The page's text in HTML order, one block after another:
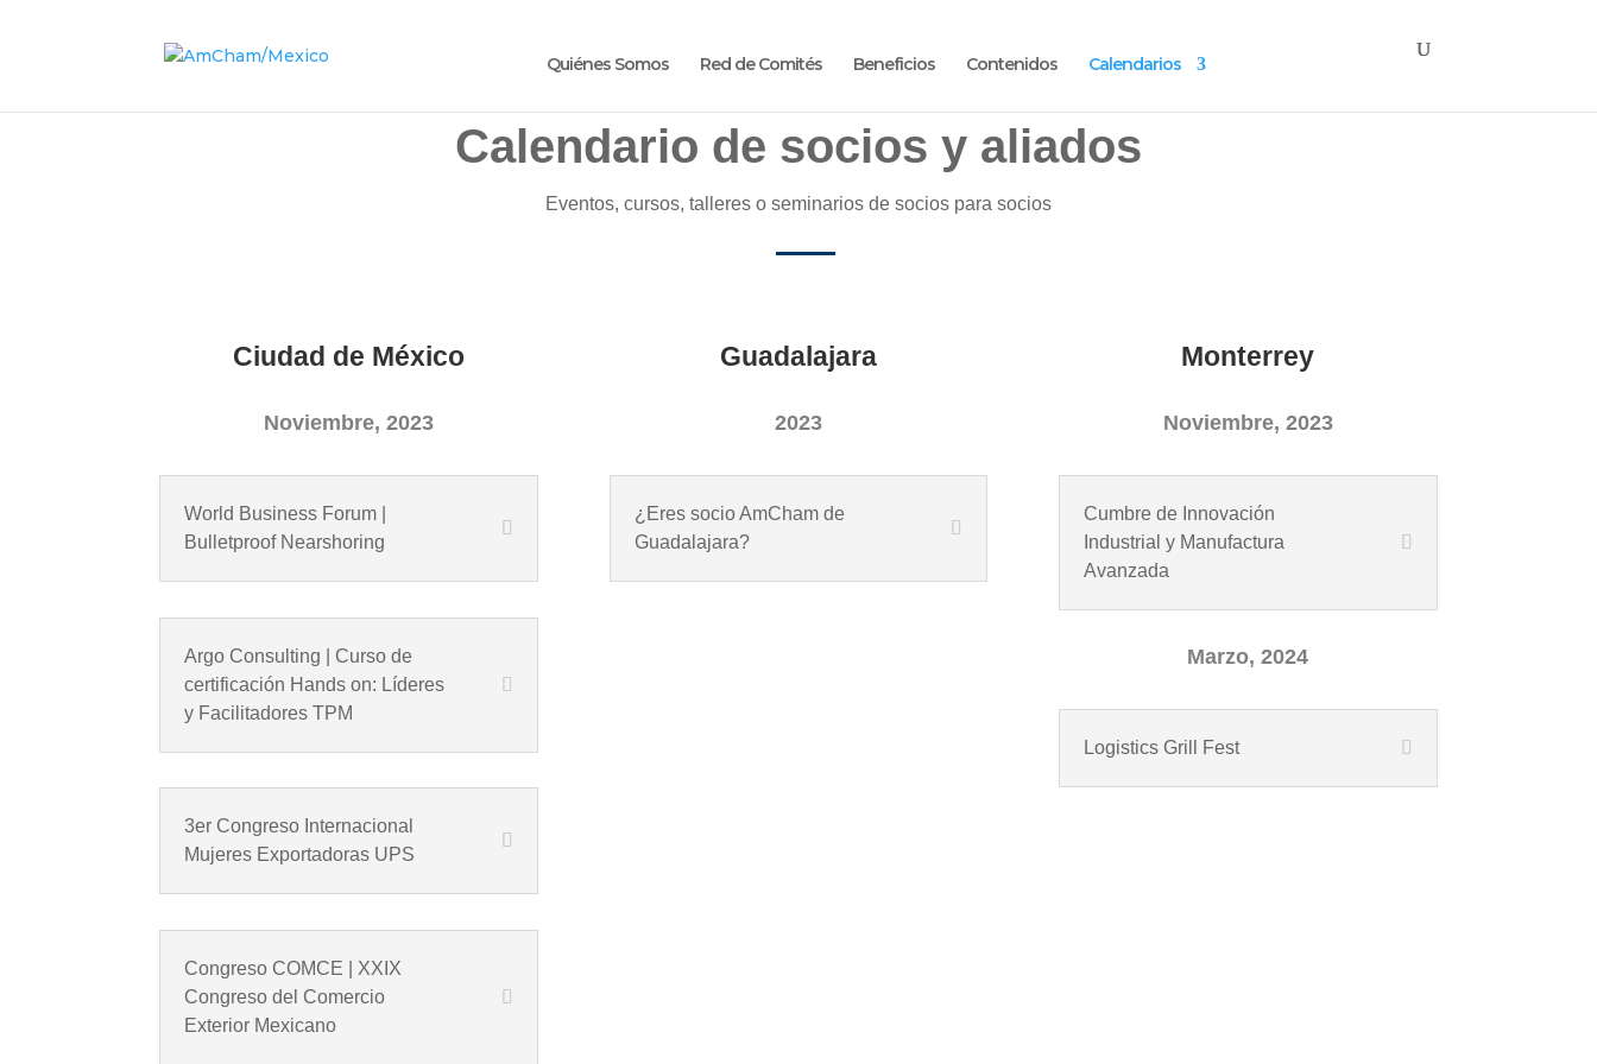
Quiénes Somos Red de Comités Beneficios Contenidos Calendarios
Calendario de socios y aliados
Eventos, cursos, talleres o seminarios de socios para socios
Ciudad de México
Noviembre, 2023
World Business Forum |
Bulletproof Nearshoring
Argo Consulting | Curso de
certificación Hands on: Líderes
y Facilitadores TPM
3er Congreso Internacional
Mujeres Exportadoras UPS
Congreso COMCE | XXIX
Congreso del Comercio
Exterior Mexicano
Guadalajara
2023
¿Eres socio AmCham de
Guadalajara?
Monterrey
Noviembre, 2023
Cumbre de Innovación
Industrial y Manufactura
Avanzada
Marzo, 2024
Logistics Grill Fest